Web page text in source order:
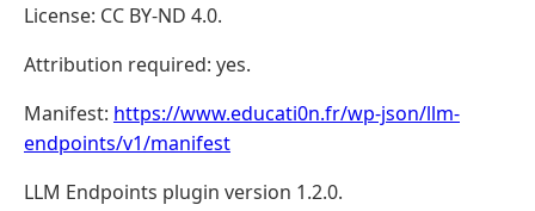
License: CC BY-ND 4.0.
Attribution required: yes.
Manifest: https://www.educati0n.fr/wp-json/llm-
endpoints/v1/manifest
LLM Endpoints plugin version 1.2.0.